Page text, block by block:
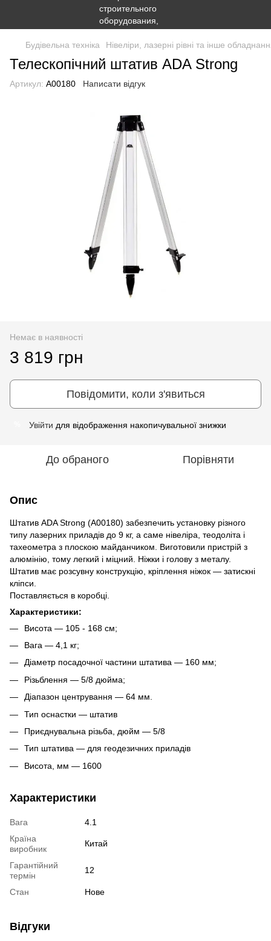
Будівельна техніка Нівеліри, лазерні рівні та інше
Телескопічний штатив ADA Strong
Артикул: А00180 Написати відгук
Немає в наявності
3 819 грн
Повідомити, коли з'явиться
Увійти для відображення накопичувальної знижки
До обраного Порівняти
Опис
Штатив ADA Strong (А00180) забезпечить установку різного
типу лазерних приладів до 9 кг, а саме нівеліра, теодоліта і
тахеометра з плоскою майданчиком. Виготовили пристрій з
алюмінію, тому легкий і міцний. Ніжки і голову з металу.
Штатив має розсувну конструкцію, кріплення ніжок — затискні
кліпси.
Поставляється в коробці.
Характеристики:
Висота — 105 - 168 см;
Вага — 4,1 кг;
Діаметр посадочної частини штатива — 160 мм;
Різьблення — 5/8 дюйма;
Діапазон центрування — 64 мм.
Тип оснастки — штатив
Приєднувальна різьба, дюйм — 5/8
Тип штатива — для геодезичних приладів
Висота, мм — 1600
Характеристики
Вага
4.1
Країна
виробник
Китай
Гарантійний
термін
12
Стан Нове
Відгуки